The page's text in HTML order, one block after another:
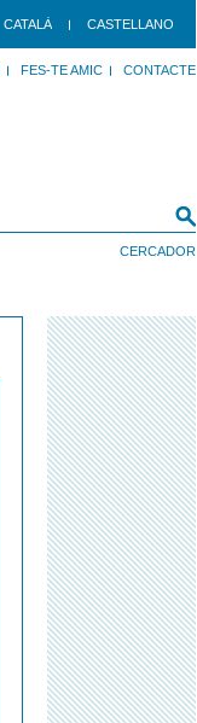
CATALÀ CASTELLANO
FES-TE AMIC CONTACTE